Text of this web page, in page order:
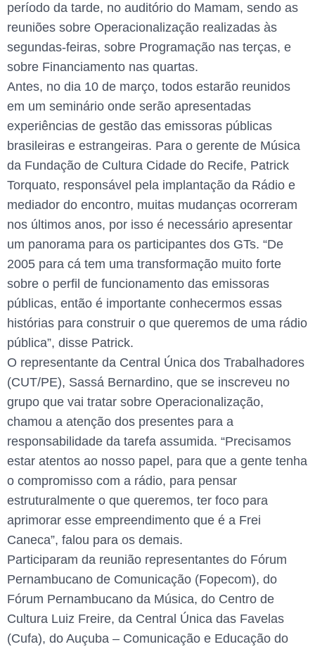
período da tarde, no auditório do Mamam, sendo as
reuniões sobre Operacionalização realizadas às
segundas-feiras, sobre Programação nas terças, e
sobre Financiamento nas quartas.
Antes, no dia 10 de março, todos estarão reunidos
em um seminário onde serão apresentadas
experiências de gestão das emissoras públicas
brasileiras e estrangeiras. Para o gerente de Música
da Fundação de Cultura Cidade do Recife, Patrick
Torquato, responsável pela implantação da Rádio e
mediador do encontro, muitas mudanças ocorreram
nos últimos anos, por isso é necessário apresentar
um panorama para os participantes dos GTs. “De
2005 para cá tem uma transformação muito forte
sobre o perfil de funcionamento das emissoras
públicas, então é importante conhecermos essas
histórias para construir o que queremos de uma rádio
pública”, disse Patrick.
O representante da Central Única dos Trabalhadores
(CUT/PE), Sassá Bernardino, que se inscreveu no
grupo que vai tratar sobre Operacionalização,
chamou a atenção dos presentes para a
responsabilidade da tarefa assumida. “Precisamos
estar atentos ao nosso papel, para que a gente tenha
o compromisso com a rádio, para pensar
estruturalmente o que queremos, ter foco para
aprimorar esse empreendimento que é a Frei
Caneca”, falou para os demais.
Participaram da reunião representantes do Fórum
Pernambucano de Comunicação (Fopecom), do
Fórum Pernambucano da Música, do Centro de
Cultura Luiz Freire, da Central Única das Favelas
(Cufa), do Auçuba – Comunicação e Educação do